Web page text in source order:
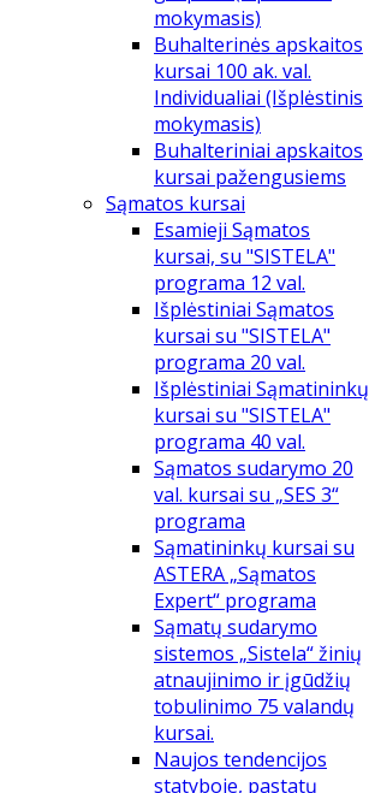
mokymasis)
Buhalterinės apskaitos
kursai 100 ak. val.
Individualiai (Išplėstinis
mokymasis)
Buhalteriniai apskaitos
kursai pažengusiems
Sąmatos kursai
Esamieji Sąmatos
kursai, su "SISTELA"
programa 12 val.
Išplėstiniai Sąmatos
kursai su "SISTELA"
programa 20 val.
Išplėstiniai Sąmatininkų
kursai su "SISTELA"
programa 40 val.
Sąmatos sudarymo 20
val. kursai su „SES 3“
programa
Sąmatininkų kursai su
ASTERA „Sąmatos
Expert“ programa
Sąmatų sudarymo
sistemos „Sistela“ žinių
atnaujinimo ir įgūdžių
tobulinimo 75 valandų
kursai.
Naujos tendencijos
statyboje, pastatų